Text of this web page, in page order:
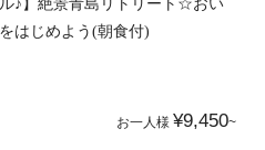
ル♪】絶景青島リトリート☆おい
はじめよう(朝食付)
お一人様 ¥9,450~